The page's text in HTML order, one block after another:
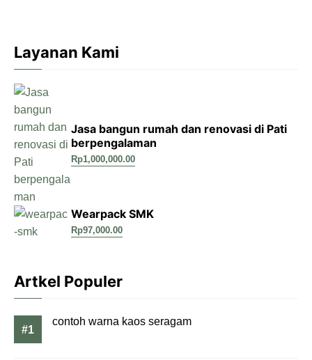
Layanan Kami
Jasa bangun rumah dan renovasi di Pati
berpengalaman
Rp1,000,000.00
Wearpack SMK
Rp97,000.00
Artkel Populer
contoh warna kaos seragam